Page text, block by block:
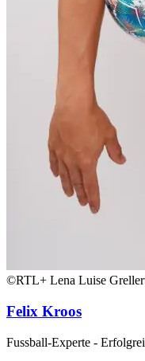
©RTL+ Lena Luise
Felix Kroos
Fussball-Experte -